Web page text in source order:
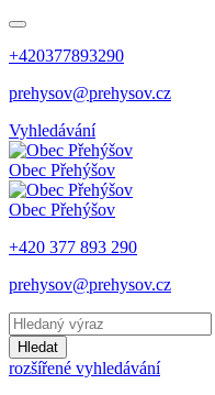
+420377893290
prehysov@prehysov.cz
Vyhledávání
Obec Přehýšov
Obec Přehýšov
+420 377 893 290
prehysov@prehysov.cz
Hledat
rozšířené vyhledávání